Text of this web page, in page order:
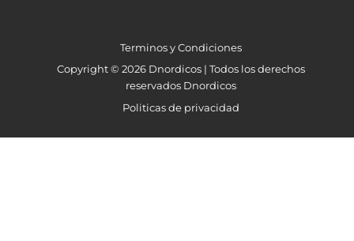
Terminos y Condiciones
Copyright © 2026 Dnordicos | Todos los derechos
reservados Dnordicos
Politicas de privacidad